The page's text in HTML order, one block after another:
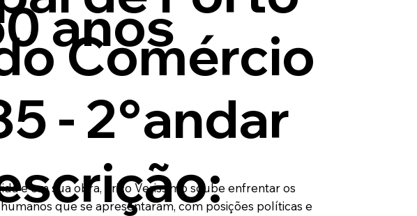
Comércio
- 2°andar
anos
e em sua obra, Erico Verissimo soube enfrentar os
que se apresentaram, com posições políticas e